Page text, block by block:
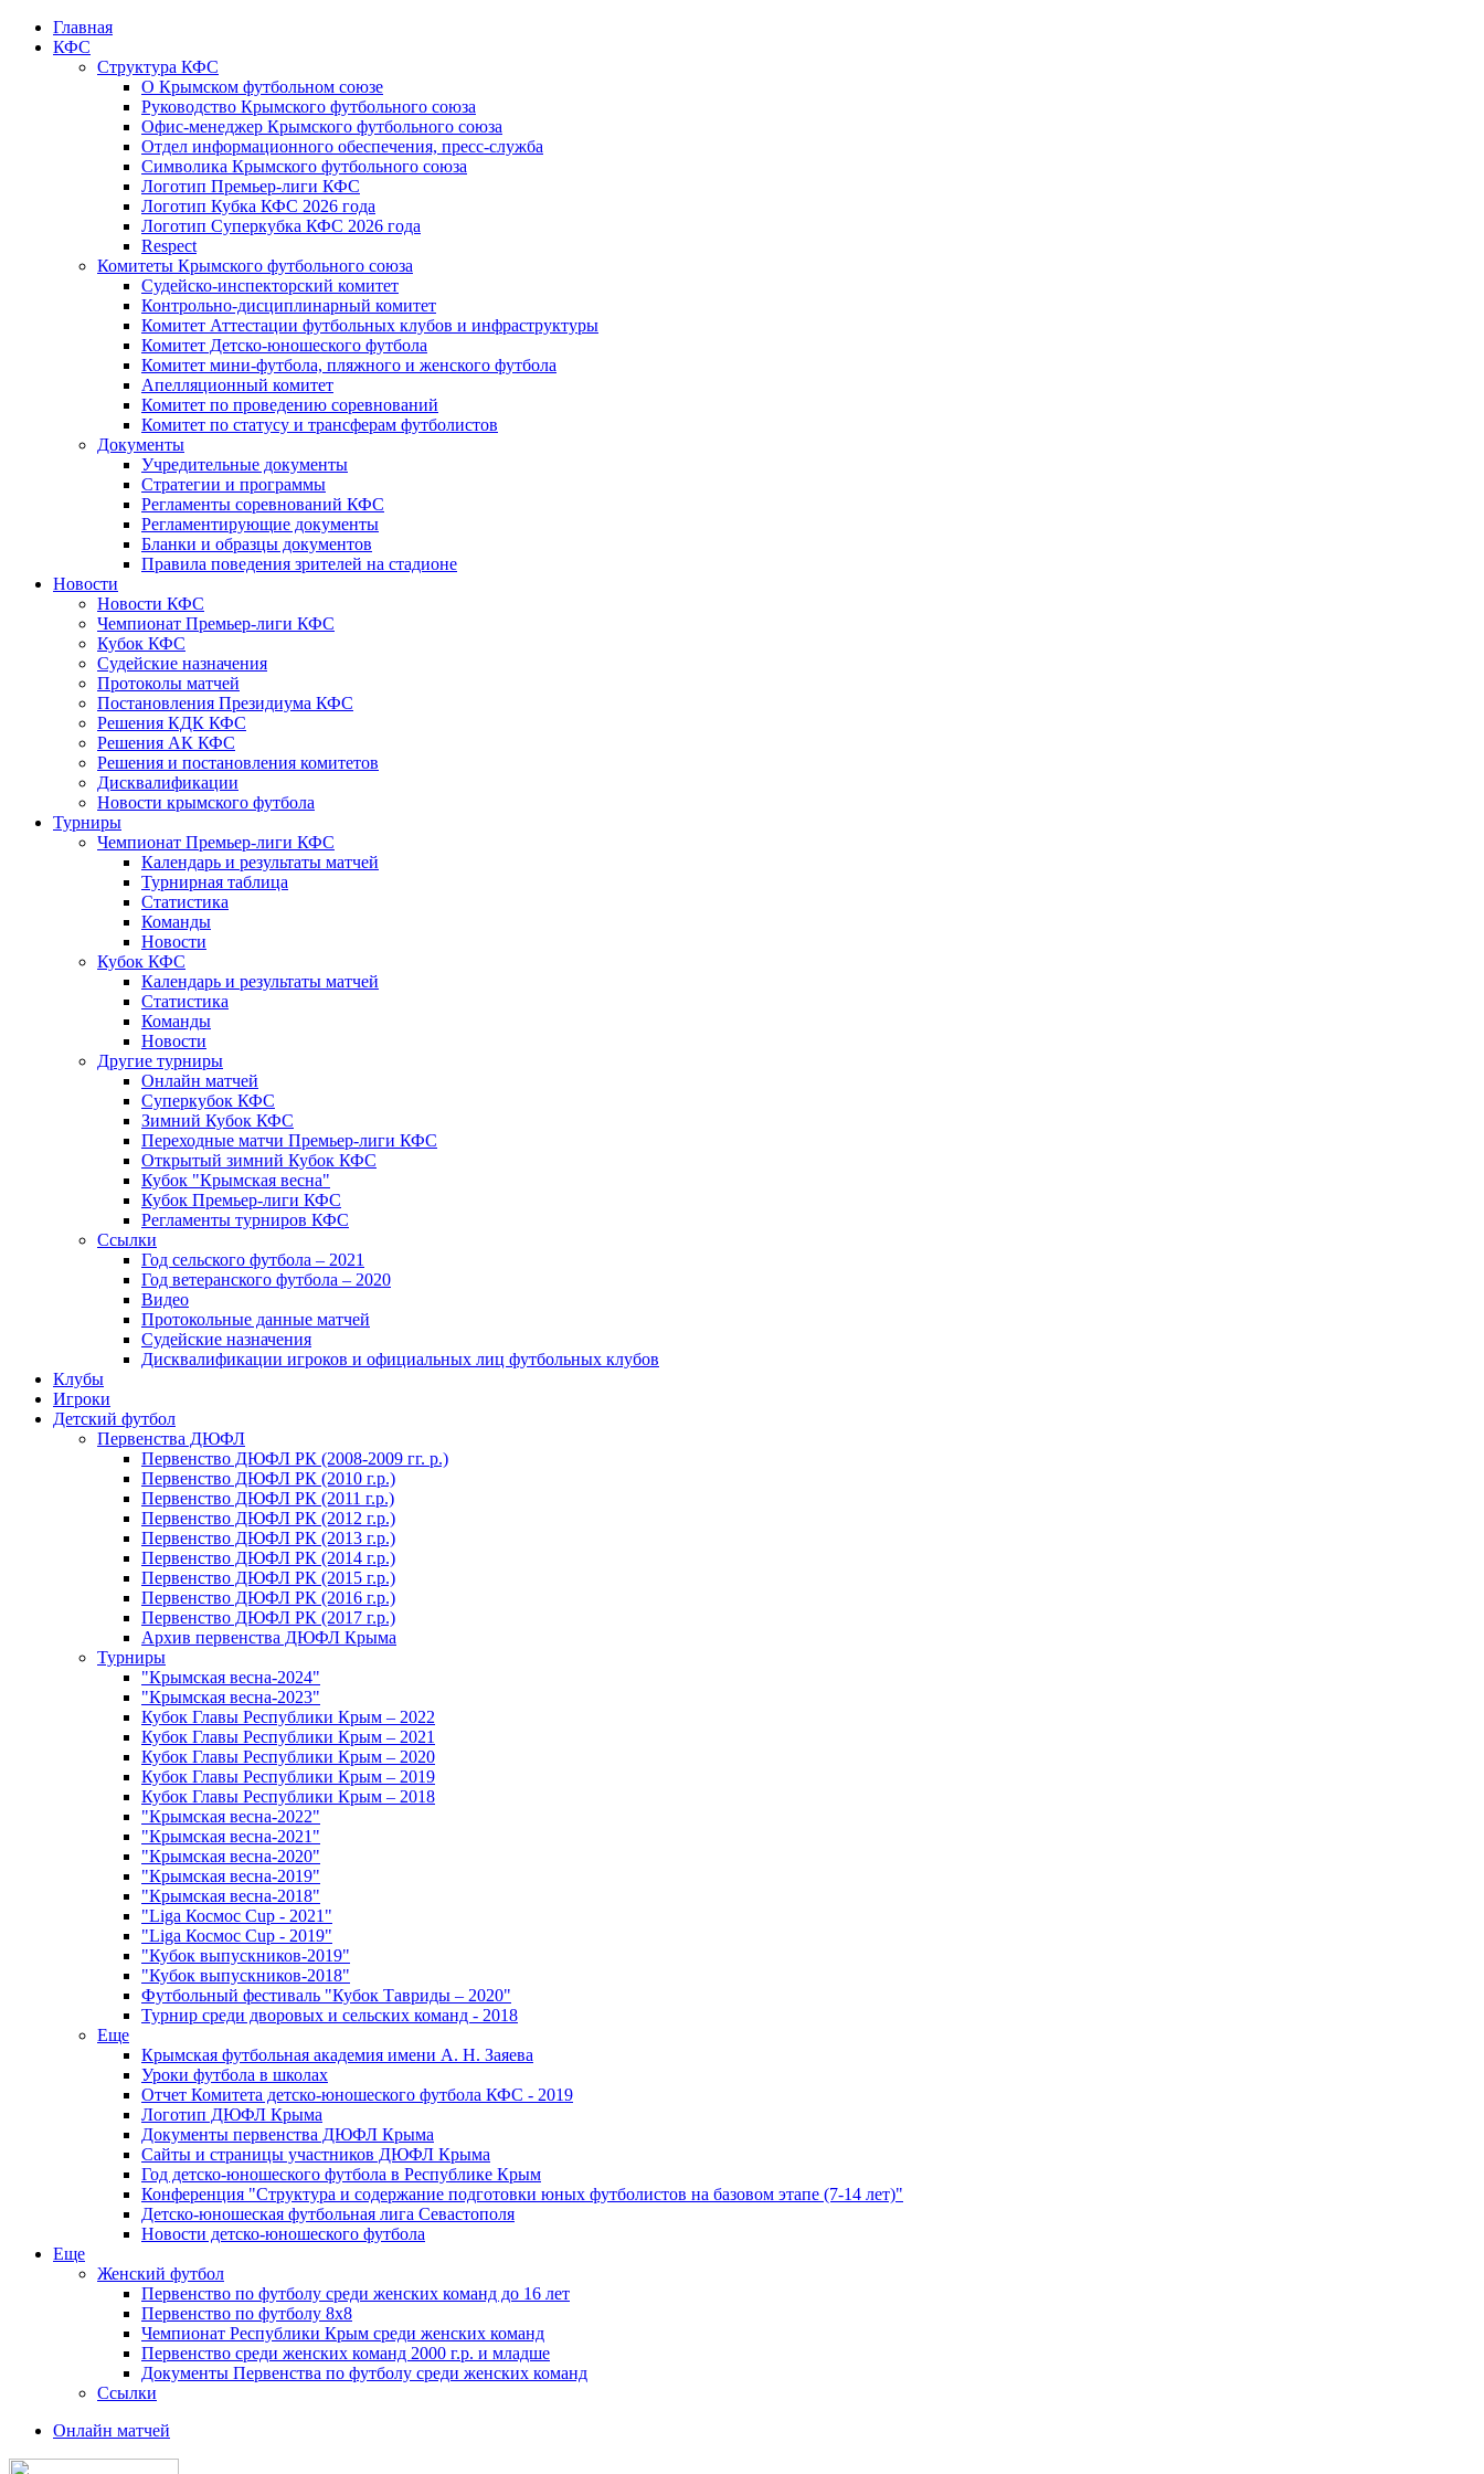
Главная
КФС
Структура КФС
О Крымском футбольном союзе
Руководство Крымского футбольного союза
Офис-менеджер Крымского футбольного союза
Отдел информационного обеспечения, пресс-служба
Символика Крымского футбольного союза
Логотип Премьер-лиги КФС
Логотип Кубка КФС 2026 года
Логотип Суперкубка КФС 2026 года
Respect
Комитеты Крымского футбольного союза
Судейско-инспекторский комитет
Контрольно-дисциплинарный комитет
Комитет Аттестации футбольных клубов и инфраструктуры
Комитет Детско-юношеского футбола
Комитет мини-футбола, пляжного и женского футбола
Апелляционный комитет
Комитет по проведению соревнований
Комитет по статусу и трансферам футболистов
Документы
Учредительные документы
Стратегии и программы
Регламенты соревнований КФС
Регламентирующие документы
Бланки и образцы документов
Правила поведения зрителей на стадионе
Новости
Новости КФС
Чемпионат Премьер-лиги КФС
Кубок КФС
Судейские назначения
Протоколы матчей
Постановления Президиума КФС
Решения КДК КФС
Решения АК КФС
Решения и постановления комитетов
Дисквалификации
Новости крымского футбола
Турниры
Чемпионат Премьер-лиги КФС
Календарь и результаты матчей
Турнирная таблица
Статистика
Команды
Новости
Кубок КФС
Календарь и результаты матчей
Статистика
Команды
Новости
Другие турниры
Онлайн матчей
Суперкубок КФС
Зимний Кубок КФС
Переходные матчи Премьер-лиги КФС
Открытый зимний Кубок КФС
Кубок "Крымская весна"
Кубок Премьер-лиги КФС
Регламенты турниров КФС
Ссылки
Год сельского футбола – 2021
Год ветеранского футбола – 2020
Видео
Протокольные данные матчей
Судейские назначения
Дисквалификации игроков и официальных лиц футбольных клубов
Клубы
Игроки
Детский футбол
Первенства ДЮФЛ
Первенство ДЮФЛ РК (2008-2009 гг. р.)
Первенство ДЮФЛ РК (2010 г.р.)
Первенство ДЮФЛ РК (2011 г.р.)
Первенство ДЮФЛ РК (2012 г.р.)
Первенство ДЮФЛ РК (2013 г.р.)
Первенство ДЮФЛ РК (2014 г.р.)
Первенство ДЮФЛ РК (2015 г.р.)
Первенство ДЮФЛ РК (2016 г.р.)
Первенство ДЮФЛ РК (2017 г.р.)
Архив первенства ДЮФЛ Крыма
Турниры
"Крымская весна-2024"
"Крымская весна-2023"
Кубок Главы Республики Крым – 2022
Кубок Главы Республики Крым – 2021
Кубок Главы Республики Крым – 2020
Кубок Главы Республики Крым – 2019
Кубок Главы Республики Крым – 2018
"Крымская весна-2022"
"Крымская весна-2021"
"Крымская весна-2020"
"Крымская весна-2019"
"Крымская весна-2018"
"Liga Космос Cup - 2021"
"Liga Космос Cup - 2019"
"Кубок выпускников-2019"
"Кубок выпускников-2018"
Футбольный фестиваль "Кубок Тавриды – 2020"
Турнир среди дворовых и сельских команд - 2018
Еще
Крымская футбольная академия имени А. Н. Заяева
Уроки футбола в школах
Отчет Комитета детско-юношеского футбола КФС - 2019
Логотип ДЮФЛ Крыма
Документы первенства ДЮФЛ Крыма
Сайты и страницы участников ДЮФЛ Крыма
Год детско-юношеского футбола в Республике Крым
Конференция "Структура и содержание подготовки юных футболистов на базовом этапе (7-14 лет)"
Детско-юношеская футбольная лига Севастополя
Новости детско-юношеского футбола
Еще
Женский футбол
Первенство по футболу среди женских команд до 16 лет
Первенство по футболу 8х8
Чемпионат Республики Крым среди женских команд
Первенство среди женских команд 2000 г.р. и младше
Документы Первенства по футболу среди женских команд
Ссылки
Онлайн матчей